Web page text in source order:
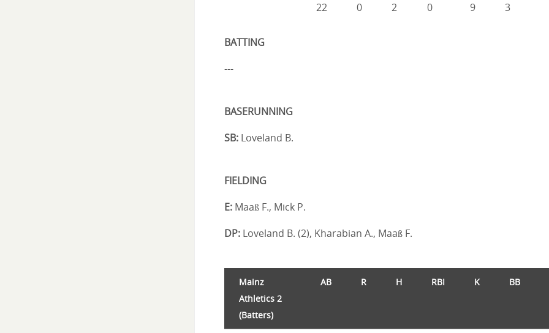
22 0 2 0 9 3
BATTING
---
BASERUNNING
SB: Loveland B.
FIELDING
E: Maaß F., Mick P.
DP: Loveland B. (2), Kharabian A., Maaß F.
Mainz
Athletics 2
(Batters)
AB R H RBI K BB